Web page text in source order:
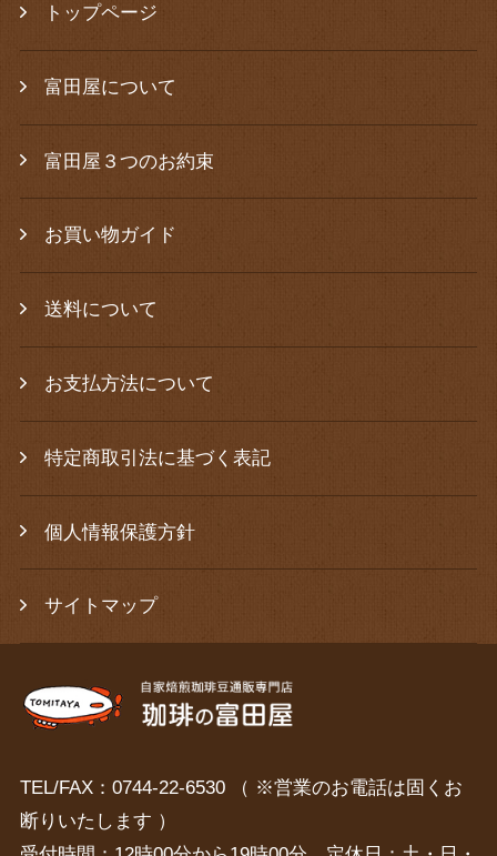
トップページ
富田屋について
富田屋３つのお約束
お買い物ガイド
送料について
お支払方法について
特定商取引法に基づく表記
個人情報保護方針
サイトマップ
TEL/FAX：0744-22-6530 （ ※営業のお電話は固くお
断りいたします ）